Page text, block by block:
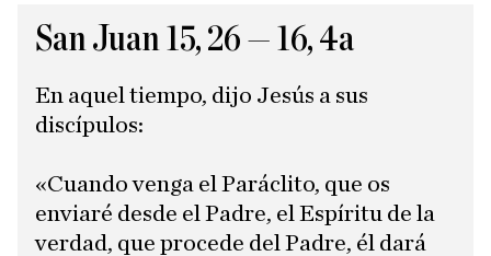
San Juan 15, 26 — 16, 4a
En aquel tiempo, dijo Jesús a sus
discípulos:
«Cuando venga el Paráclito, que os
enviaré desde el Padre, el Espíritu de la
verdad, que procede del Padre, él dará